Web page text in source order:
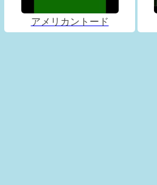
アメリカントード